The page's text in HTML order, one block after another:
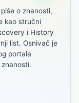
o znanosti,
kao stručni
i History
list. Osnivač je
portala